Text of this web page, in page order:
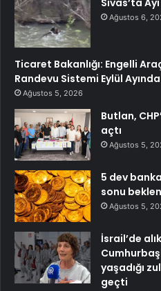
Sivas’ta
Ağustos 6,
Ticaret Bakanlığı: Engelli
Randevu Sistemi Eylül
Ağustos 5, 2026
Butlan,
açtı
Ağustos 5,
5 dev
sonu
Ağustos 5,
İsrail’de
yaşadığı
geçti